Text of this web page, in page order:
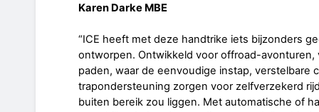
Karen Darke MBE
“ICE heeft met deze handtrike iets bijzonders
ontworpen. Ontwikkeld voor offroad-
paden, waar de eenvoudige instap, verstelbare
trapondersteuning zorgen voor zelfverzekerd
buiten bereik zou liggen. Met automatische of